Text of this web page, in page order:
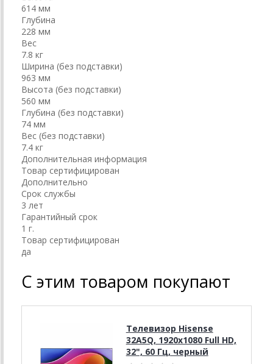
614 мм
Глубина
228 мм
Вес
7.8 кг
Ширина (без подставки)
963 мм
Высота (без подставки)
560 мм
Глубина (без подставки)
74 мм
Вес (без подставки)
7.4 кг
Дополнительная информация
Товар сертифицирован
Дополнительно
Срок службы
3 лет
Гарантийный срок
1 г.
Товар сертифицирован
да
С этим товаром покупают
Телевизор Hisense
32A5Q, 1920x1080 Full HD,
32", 60 Гц, черный